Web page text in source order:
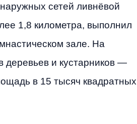
сетей ливнёвой
1,8 километра, выполнил
зале. На
деревьев и кустарников —
в 15 тысяч квадратных